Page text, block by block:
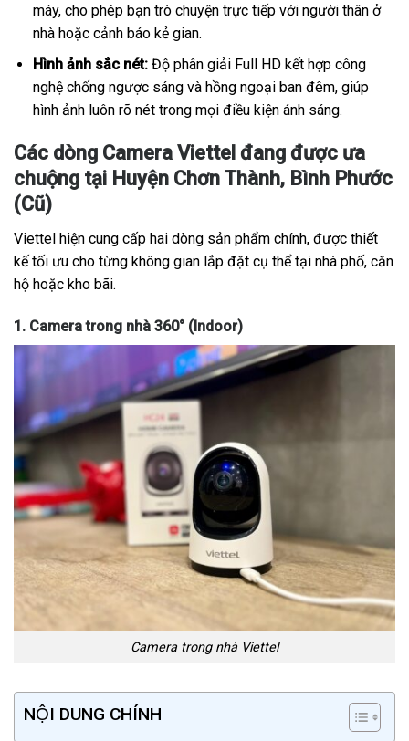
máy, cho phép bạn trò chuyện trực tiếp với người thân ở
nhà hoặc cảnh báo kẻ gian.
Hình ảnh sắc nét:Độ phân giải Full HD kết hợp công
nghệ chống ngược sáng và hồng ngoại ban đêm, giúp
hình ảnh luôn rõ nét trong mọi điều kiện ánh sáng.
Các dòng Camera Viettel đang được ưa
chuộng tại Huyện Chơn Thành, Bình Phước
(Cũ)
Viettel hiện cung cấp hai dòng sản phẩm chính, được thiết
kế tối ưu cho từng không gian lắp đặt cụ thể tại nhà phố, căn
hộ hoặc kho bãi.
1. Camera trong nhà 360° (Indoor)
Camera trong nhà Viettel
NỘI DUNG CHÍNH